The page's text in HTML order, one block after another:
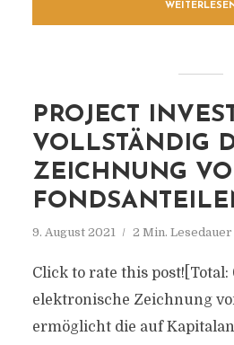
PROJECT
VOLLSTÄNDIG
ZEICHNUNG
9. August 2021 2 Min. Lesedauer
Click to rate this post![Total:
elektronische Zeichnung
ermöglicht die auf